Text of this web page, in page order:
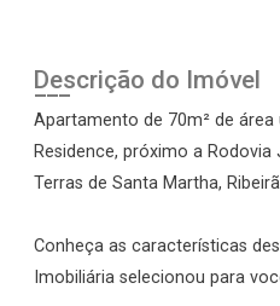
Descrição do Imóvel
Apartamento de 70m² de
Residence, próximo a
Terras de Santa Martha,
Conheça as características
Imobiliária selecionou para